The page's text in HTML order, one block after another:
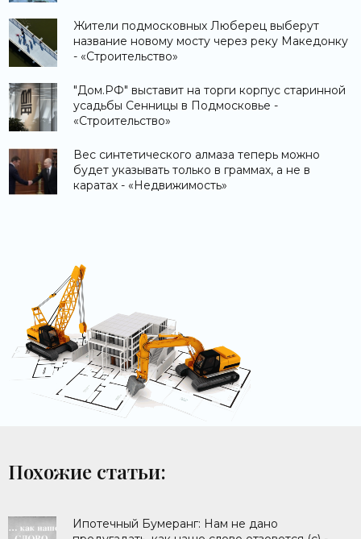
Жители подмосковных Люберец выберут
название новому мосту через реку Македонку
- «Строительство»
"Дом.РФ" выставит на торги корпус старинной
усадьбы Сенницы в Подмосковье -
«Строительство»
Вес синтетического алмаза теперь можно
будет указывать только в граммах, а не в
каратах - «Недвижимость»
Похожие статьи:
Ипотечный Бумеранг: Нам не дано